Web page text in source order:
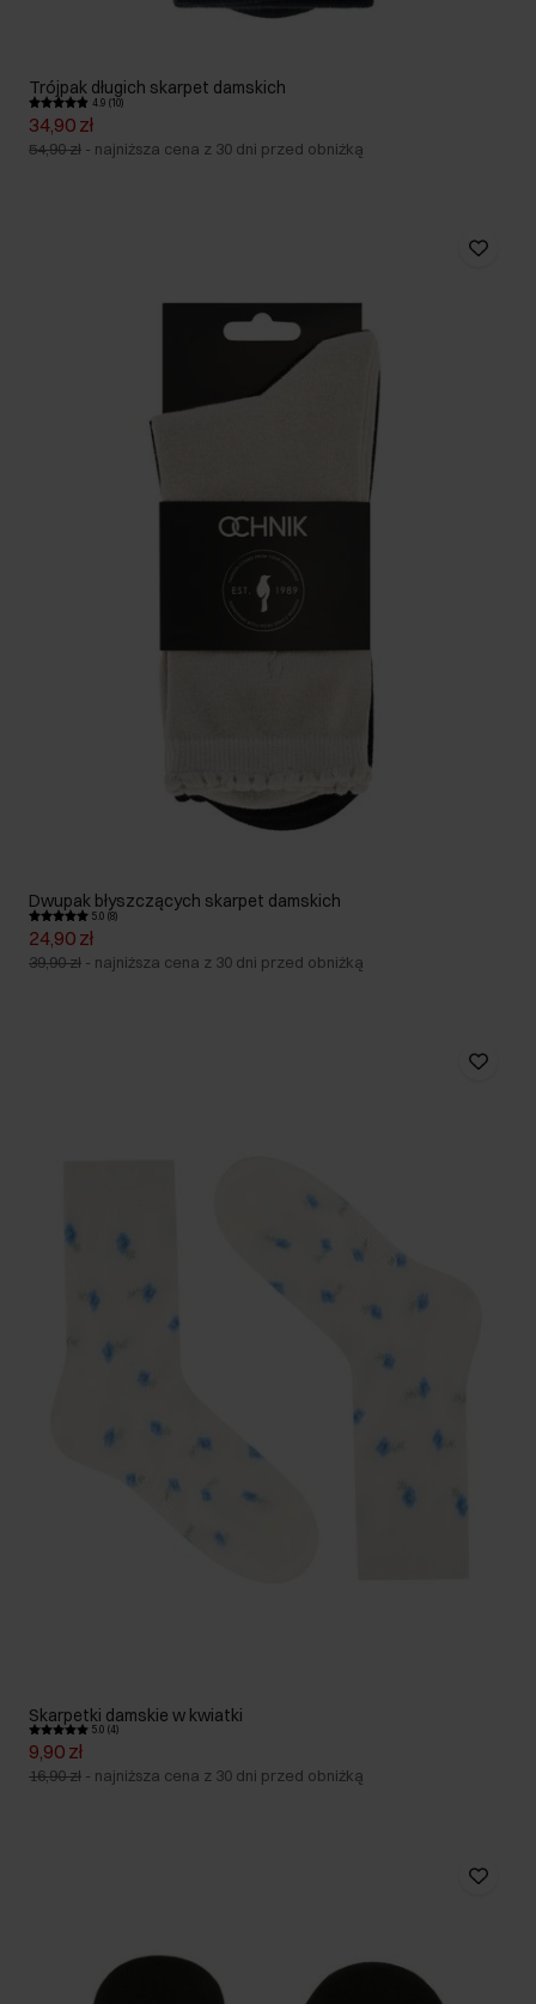
Trójpak długich skarpet damskich
4.9 (10)
34,90 zł
54,90 zł - najniższa cena z 30 dni przed obniżką
Dwupak błyszczących skarpet damskich
5.0 (8)
24,90 zł
39,90 zł - najniższa cena z 30 dni przed obniżką
Skarpetki damskie w kwiatki
5.0 (4)
9,90 zł
16,90 zł - najniższa cena z 30 dni przed obniżką